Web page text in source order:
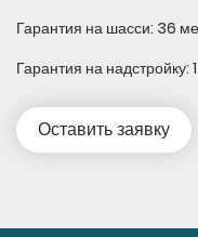
Гарантия на шасси: 36
Гарантия на надстройку:
Оставить заявку